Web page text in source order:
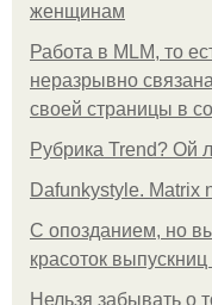
женщинам
Работа в MLM, то
неразрывно
своей страницы в
Рубрика Trend? Ой
Dafunkystyle. Matrix
С опозданием, но
красоток выпускниц
Нельзя забывать о